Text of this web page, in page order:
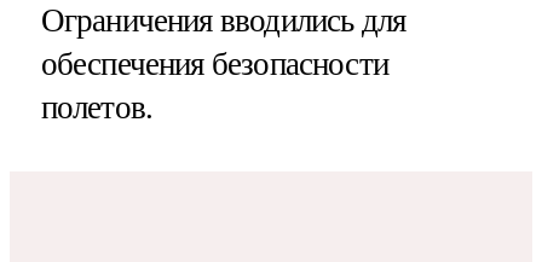
Ограничения вводились для
обеспечения безопасности
полетов.